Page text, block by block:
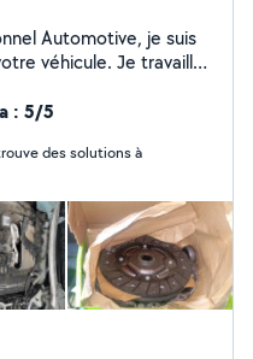
suis
véhicule. Je travaille
que l'on fasse le point
: 5/5
des solutions à